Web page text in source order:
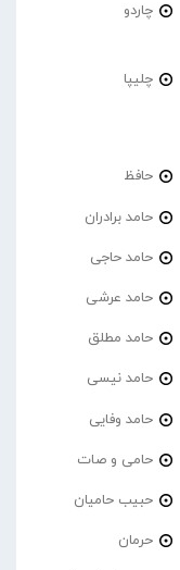
چاردو
چلیپا
حافظ
حامد برادران
حامد حاجی
حامد عرشی
حامد مطلق
حامد نیسی
حامد وفایی
حامی و صات
حبیب حامیان
حرمان